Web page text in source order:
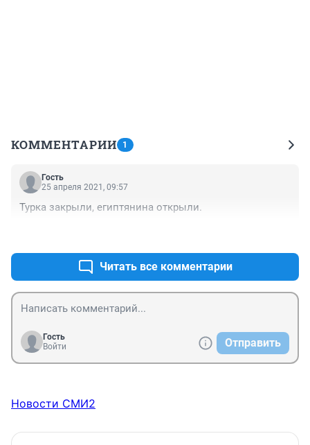
КОММЕНТАРИИ 1
Гость
25 апреля 2021, 09:57
Турка закрыли, египтянина открыли.
Читать все комментарии
Гость
Войти
Отправить
Новости СМИ2